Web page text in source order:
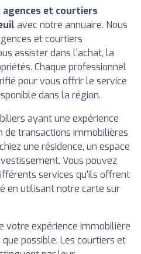
et courtiers
avec notre annuaire. Nous
et courtiers
assister dans l'achat, la
Chaque professionnel
pour vous offrir le service
dans la région.
ayant une expérience
de transactions immobilières
une résidence, un espace
Vous pouvez
services qu'ils offrent
en utilisant notre carte sur
votre expérience immobilière
possible. Les courtiers et